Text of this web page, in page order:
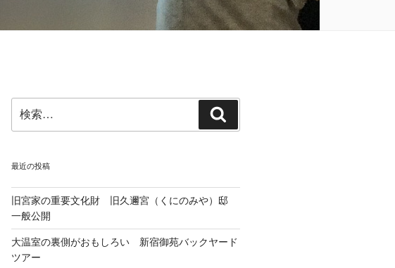
索:
索
最近の投稿
旧宮家の重要文化財 旧久邇宮（くにのみや）邸
一般公開
大温室の裏側がおもしろい 新宿御苑バックヤード
ツアー